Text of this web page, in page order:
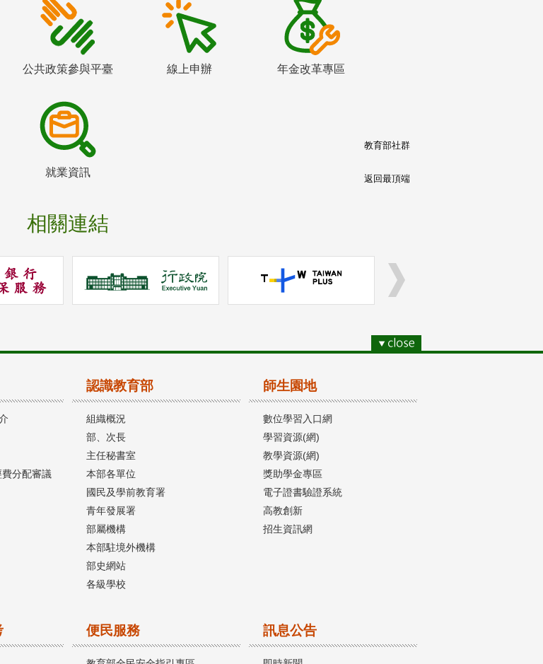
公共政策參與平臺 線上申辦 年金改革專區
就業資訊
相關連結
教育部社群
返回最頂端
分配審議
認識教育部
組織概況
部、次長
主任秘書室
本部各單位
國民及學前教育署
青年發展署
部屬機構
本部駐境外機構
部史網站
各級學校
師生園地
數位學習入口網
學習資源(網)
教學資源(網)
獎助學金專區
電子證書驗證系統
高教創新
招生資訊網
便民服務 訊息公告